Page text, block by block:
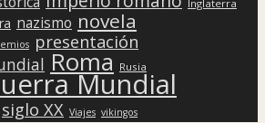
Inglaterra
nazismo novela
presentación
Roma Rusia
Mundial
siglo XX Viajes vikingos